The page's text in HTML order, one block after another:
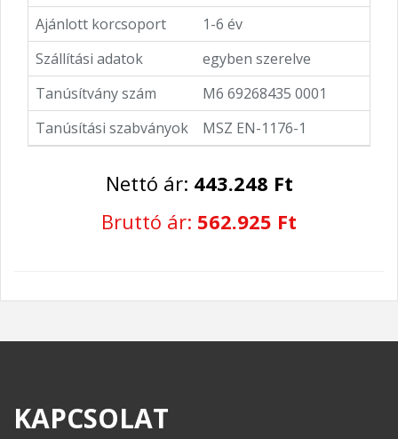
Ajánlott korcsoport
1-6 év
Szállítási adatok
egyben szerelve
Tanúsítvány szám
M6 69268435 0001
Tanúsítási szabványok
MSZ EN-1176-1
Nettó ár: 443.248 Ft
Bruttó ár: 562.925 Ft
KAPCSOLAT